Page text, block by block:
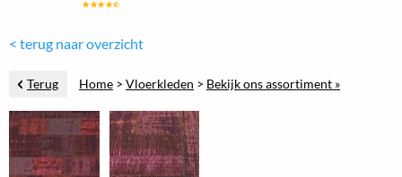
< terug naar overzicht
Terug Home > Vloerkleden > Bekijk ons assortiment »